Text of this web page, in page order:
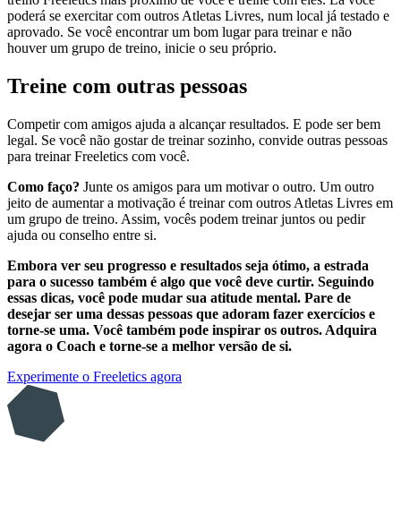
poderá se exercitar com outros Atletas Livres, num local já testado e
aprovado. Se você encontrar um bom lugar para treinar e não
houver um grupo de treino, inicie o seu próprio.
Treine com outras pessoas
Competir com amigos ajuda a alcançar resultados. E pode ser bem
legal. Se você não gostar de treinar sozinho, convide outras pessoas
para treinar Freeletics com você.
Como faço? Junte os amigos para um motivar o outro. Um outro
jeito de aumentar a motivação é treinar com outros Atletas Livres em
um grupo de treino. Assim, vocês podem treinar juntos ou pedir
ajuda ou conselho entre si.
Embora ver seu progresso e resultados seja ótimo, a estrada
para o sucesso também é algo que você deve curtir. Seguindo
essas dicas, você pode mudar sua atitude mental. Pare de
desejar ser uma dessas pessoas que adoram fazer exercícios e
torne-se uma. Você também pode inspirar os outros. Adquira
agora o Coach e torne-se a melhor versão de si.
Experimente o Freeletics agora